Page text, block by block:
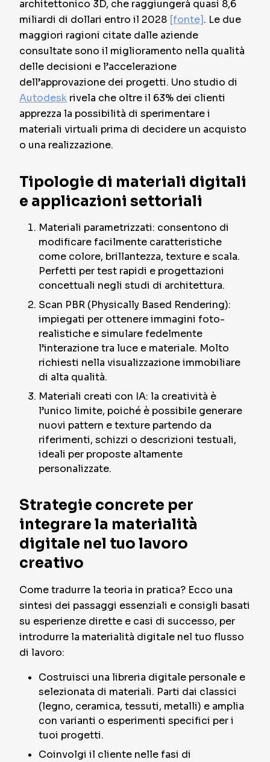
architettonico 3D, che raggiungerà quasi 8,6
miliardi di dollari entro il 2028 [fonte]. Le due
maggiori ragioni citate dalle aziende
consultate sono il miglioramento nella qualità
delle decisioni e l’accelerazione
dell’approvazione dei progetti. Uno studio di
Autodesk rivela che oltre il 63% dei clienti
apprezza la possibilità di sperimentare i
materiali virtuali prima di decidere un acquisto
o una realizzazione.
Tipologie di materiali digitali
e applicazioni settoriali
Materiali parametrizzati: consentono di
modificare facilmente caratteristiche
come colore, brillantezza, texture e scala.
Perfetti per test rapidi e progettazioni
concettuali negli studi di architettura.
Scan PBR (Physically Based Rendering):
impiegati per ottenere immagini foto-
realistiche e simulare fedelmente
l’interazione tra luce e materiale. Molto
richiesti nella visualizzazione immobiliare
di alta qualità.
Materiali creati con IA: la creatività è
l’unico limite, poiché è possibile generare
nuovi pattern e texture partendo da
riferimenti, schizzi o descrizioni testuali,
ideali per proposte altamente
personalizzate.
Strategie concrete per
integrare la materialità
digitale nel tuo lavoro
creativo
Come tradurre la teoria in pratica? Ecco una
sintesi dei passaggi essenziali e consigli basati
su esperienze dirette e casi di successo, per
introdurre la materialità digitale nel tuo flusso
di lavoro:
Costruisci una libreria digitale personale e
selezionata di materiali. Parti dai classici
(legno, ceramica, tessuti, metalli) e amplia
con varianti o esperimenti specifici per i
tuoi progetti.
Coinvolgi il cliente nelle fasi di